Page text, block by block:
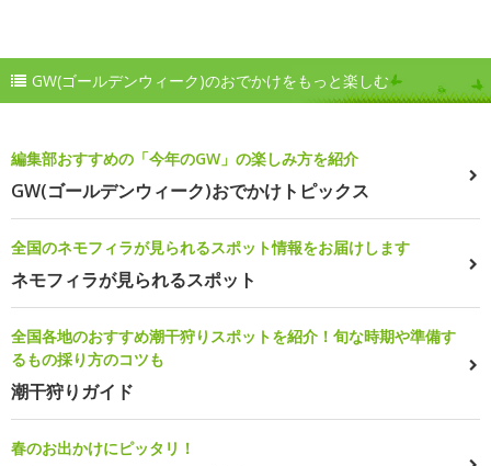
GW(ゴールデンウィーク)のおでかけをもっと楽しむ
編集部おすすめの「今年のGW」の楽しみ方を紹介
GW(ゴールデンウィーク)おでかけトピックス
全国のネモフィラが見られるスポット情報をお届けします
ネモフィラが見られるスポット
全国各地のおすすめ潮干狩りスポットを紹介！旬な時期や準備す
るもの採り方のコツも
潮干狩りガイド
春のお出かけにピッタリ！